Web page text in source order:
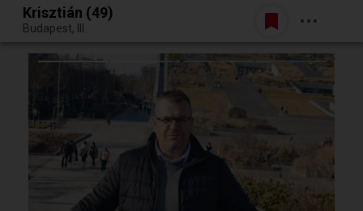
Egy jó randiból bármi lehet.
Belépés
Krisztián (49)
Budapest, III.